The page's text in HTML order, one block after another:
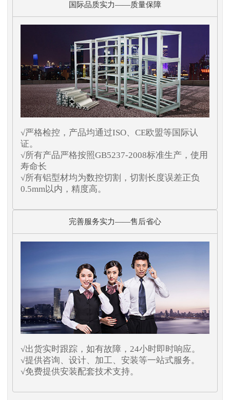
国际品质实力——质量保障
√严格检控，产品均通过ISO、CE欧盟等国际认
证。
√所有产品严格按照GB5237-2008标准生产，使用
寿命长
√所有铝型材均为数控切割，切割长度误差正负
0.5mm以内，精度高。
完善服务实力——售后省心
√出货实时跟踪，如有故障，24小时即时响应。
√提供咨询、设计、加工、安装等一站式服务。
√免费提供安装配套技术支持。